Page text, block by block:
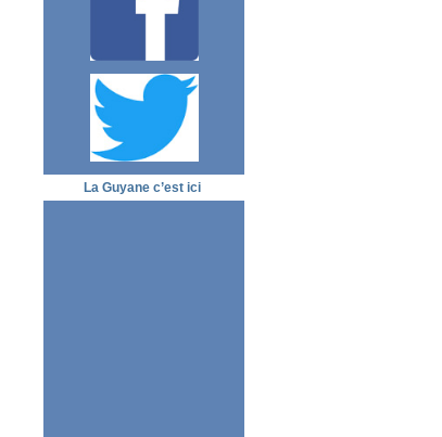
La Guyane c’est ici